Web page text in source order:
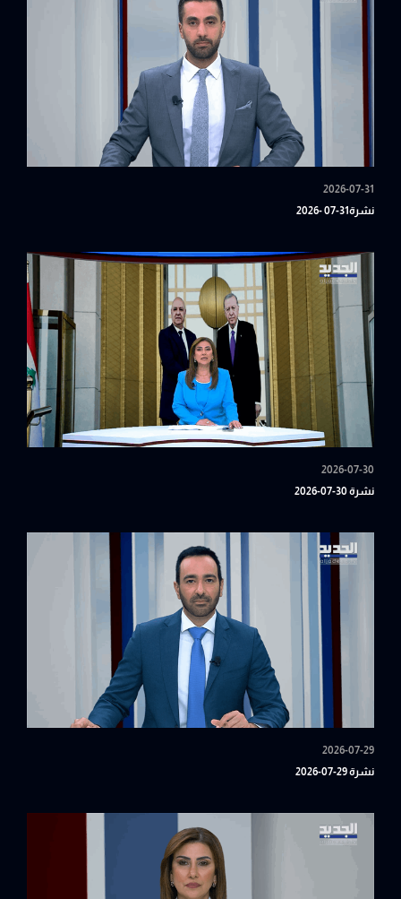
2026-07-31
نشرة31-07 -2026
2026-07-30
نشرة 30-07-2026
2026-07-29
نشرة 29-07-2026